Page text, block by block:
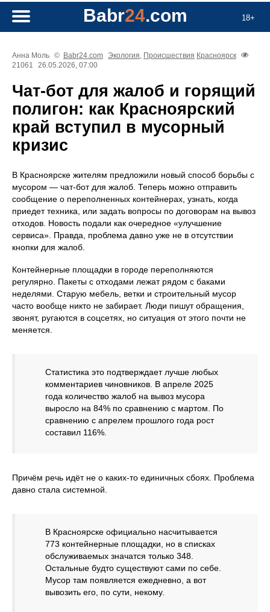
18+
Babr24.com
Анна Моль © Babr24.com Экология, Происшествия Красноярск
21061
26.05.2026, 07:00
Чат-бот для жалоб и горящий
полигон: как Красноярский
край вступил в мусорный
кризис
В Красноярске жителям предложили новый способ борьбы с
мусором — чат-бот для жалоб. Теперь можно отправить
сообщение о переполненных контейнерах, узнать, когда
приедет техника, или задать вопросы по договорам на вывоз
отходов. Новость подали как очередное «улучшение
сервиса». Правда, проблема давно уже не в отсутствии
кнопки для жалоб.
Контейнерные площадки в городе переполняются
регулярно. Пакеты с отходами лежат рядом с баками
неделями. Старую мебель, ветки и строительный мусор
часто вообще никто не забирает. Люди пишут обращения,
звонят, ругаются в соцсетях, но ситуация от этого почти не
меняется.
Статистика это подтверждает лучше любых
комментариев чиновников. В апреле 2025
года количество жалоб на вывоз мусора
выросло на 84% по сравнению с мартом. По
сравнению с апрелем прошлого года рост
составил 116%.
Причём речь идёт не о каких-то единичных сбоях. Проблема
давно стала системной.
В Красноярске официально насчитывается
773 контейнерные площадки, но в списках
обслуживаемых значатся только 348.
Остальные будто существуют сами по себе.
Мусор там появляется ежедневно, а вот
вывозить его, по сути, некому.